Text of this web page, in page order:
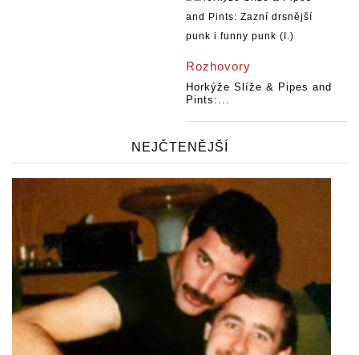
Rozhovory
Horkýže Slíže & Pipes and
Pints:...
NEJČTENĚJŠÍ